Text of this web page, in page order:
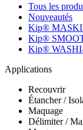
Tous les
Nouveautés
Kip®
Kip®
Kip®
Applications
Recouvrir
Étancher /
Maquage
Délimiter /